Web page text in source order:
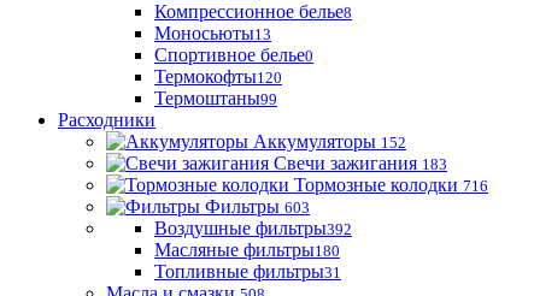
Компрессионное белье8
Моносьюты13
Спортивное белье0
Термокофты120
Термоштаны99
Расходники
Аккумуляторы 152
Свечи зажигания 183
Тормозные колодки 716
Фильтры 603
Воздушные фильтры392
Масляные фильтры180
Топливные фильтры31